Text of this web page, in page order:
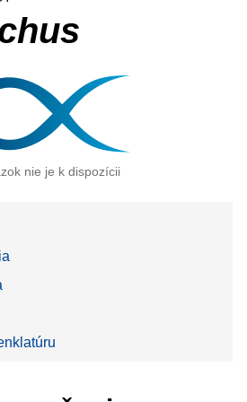
nie je k dispozícii